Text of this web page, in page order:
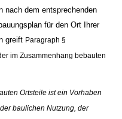
nach dem entsprechenden
für den Ort Ihrer
greift Paragraph §
im Zusammenhang bebauten
Ortsteile ist ein Vorhaben
baulichen Nutzung, der